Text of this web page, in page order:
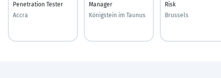
Penetration Tester
Accra
Manager
Königstein im Taunus
Risk
Brussels